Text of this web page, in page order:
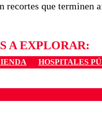
recortes que terminen
A EXPLORAR:
HOSPITALES